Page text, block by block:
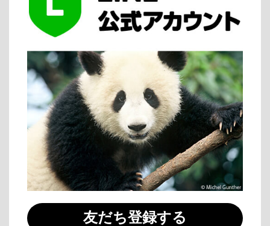
友だち登録する